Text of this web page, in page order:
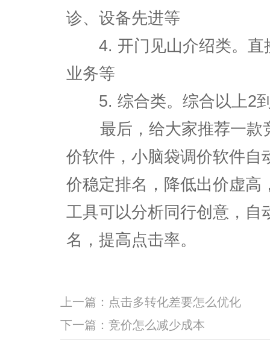
诊、设备先进等
4. 开门见山介绍类。直
业务等
5. 综合类。综合以上2到
最后，给大家推荐一款
价软件，小脑袋调价软件自
价稳定排名，降低出价虚高
工具可以分析同行创意，自
名，提高点击率。
上一篇： 点击多转化差要怎么优化
下一篇： 竞价怎么减少成本